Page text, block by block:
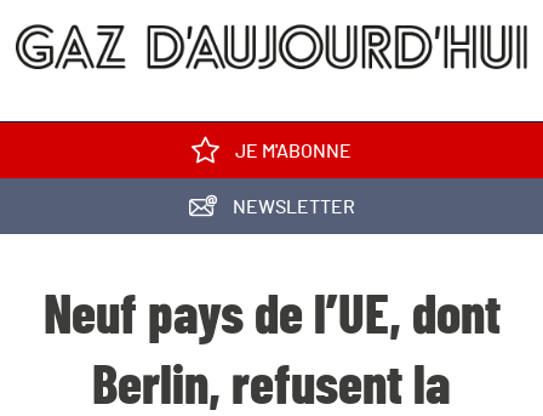
JE M'ABONNE
NEWSLETTER
Neuf pays de l’UE, dont
Berlin, refusent la